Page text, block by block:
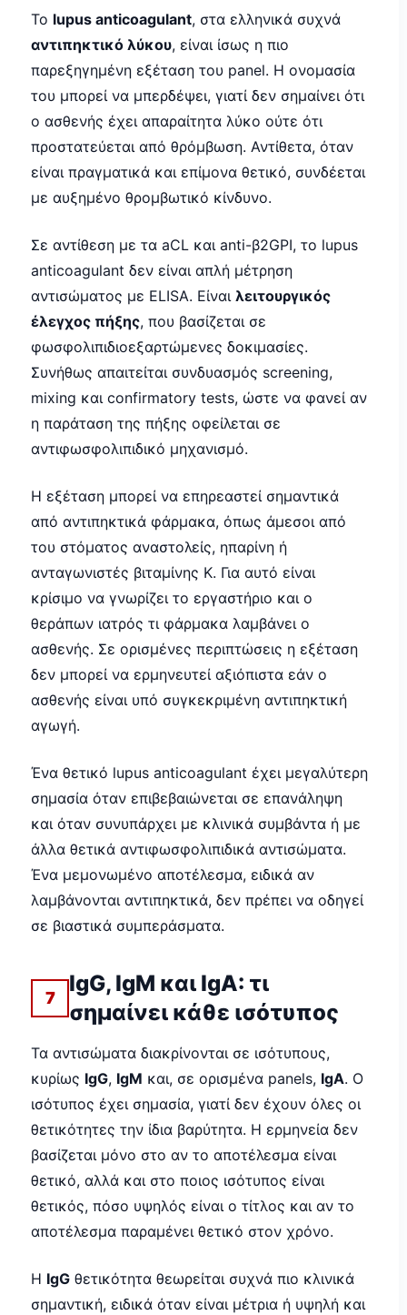
Το lupus anticoagulant, στα ελληνικά συχνά
αντιπηκτικό λύκου, είναι ίσως η πιο
παρεξηγημένη εξέταση του panel. Η ονομασία
του μπορεί να μπερδέψει, γιατί δεν σημαίνει ότι
ο ασθενής έχει απαραίτητα λύκο ούτε ότι
προστατεύεται από θρόμβωση. Αντίθετα, όταν
είναι πραγματικά και επίμονα θετικό, συνδέεται
με αυξημένο θρομβωτικό κίνδυνο.
Σε αντίθεση με τα aCL και anti-β2GPI, το lupus
anticoagulant δεν είναι απλή μέτρηση
αντισώματος με ELISA. Είναι λειτουργικός
έλεγχος πήξης, που βασίζεται σε
φωσφολιπιδιοεξαρτώμενες δοκιμασίες.
Συνήθως απαιτείται συνδυασμός screening,
mixing και confirmatory tests, ώστε να φανεί αν
η παράταση της πήξης οφείλεται σε
αντιφωσφολιπιδικό μηχανισμό.
Η εξέταση μπορεί να επηρεαστεί σημαντικά
από αντιπηκτικά φάρμακα, όπως άμεσοι από
του στόματος αναστολείς, ηπαρίνη ή
ανταγωνιστές βιταμίνης Κ. Για αυτό είναι
κρίσιμο να γνωρίζει το εργαστήριο και ο
θεράπων ιατρός τι φάρμακα λαμβάνει ο
ασθενής. Σε ορισμένες περιπτώσεις η εξέταση
δεν μπορεί να ερμηνευτεί αξιόπιστα εάν ο
ασθενής είναι υπό συγκεκριμένη αντιπηκτική
αγωγή.
Ένα θετικό lupus anticoagulant έχει μεγαλύτερη
σημασία όταν επιβεβαιώνεται σε επανάληψη
και όταν συνυπάρχει με κλινικά συμβάντα ή με
άλλα θετικά αντιφωσφολιπιδικά αντισώματα.
Ένα μεμονωμένο αποτέλεσμα, ειδικά αν
λαμβάνονται αντιπηκτικά, δεν πρέπει να οδηγεί
σε βιαστικά συμπεράσματα.
7
IgG, IgM και IgA: τι
σημαίνει κάθε ισότυπος
Τα αντισώματα διακρίνονται σε ισότυπους,
κυρίως IgG, IgM και, σε ορισμένα panels, IgA. Ο
ισότυπος έχει σημασία, γιατί δεν έχουν όλες οι
θετικότητες την ίδια βαρύτητα. Η ερμηνεία δεν
βασίζεται μόνο στο αν το αποτέλεσμα είναι
θετικό, αλλά και στο ποιος ισότυπος είναι
θετικός, πόσο υψηλός είναι ο τίτλος και αν το
αποτέλεσμα παραμένει θετικό στον χρόνο.
Η IgG θετικότητα θεωρείται συχνά πιο κλινικά
σημαντική, ειδικά όταν είναι μέτρια ή υψηλή και